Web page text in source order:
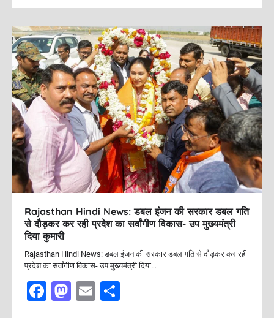
c
e
b
o
o
k
st
o
d
o
n
ai
l
ar
e
Rajasthan Hindi News: डबल इंजन की सरकार डबल गति
से दौड़कर कर रही प्रदेश का सर्वांगीण विकास- उप मुख्यमंत्री
दिया कुमारी
Rajasthan Hindi News: डबल इंजन की सरकार डबल गति से दौड़कर कर रही
प्रदेश का सर्वांगीण विकास- उप मुख्यमंत्री दिया…
F
M E